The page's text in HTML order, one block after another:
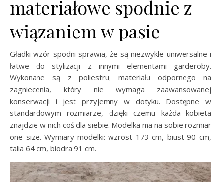
materiałowe spodnie z
wiązaniem w pasie
Gładki wzór spodni sprawia, że są niezwykle uniwersalne i
łatwe do stylizacji z innymi elementami garderoby.
Wykonane są z poliestru, materiału odpornego na
zagniecenia, który nie wymaga zaawansowanej
konserwacji i jest przyjemny w dotyku. Dostępne w
standardowym rozmiarze, dzięki czemu każda kobieta
znajdzie w nich coś dla siebie. Modelka ma na sobie rozmiar
one size. Wymiary modelki: wzrost 173 cm, biust 90 cm,
talia 64 cm, biodra 91 cm.